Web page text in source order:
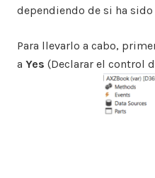
dependiendo de si ha
Para llevarlo a cabo,
a Yes (Declarar el control